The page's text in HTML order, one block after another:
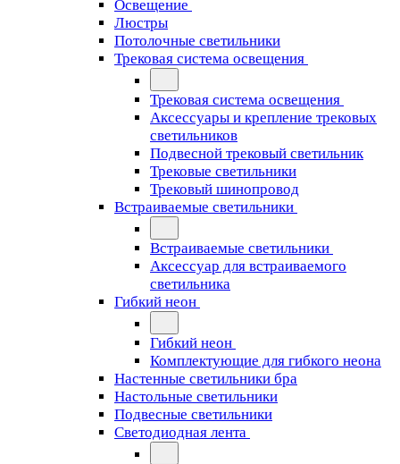
Освещение
Люстры
Потолочные светильники
Трековая система освещения
Трековая система освещения
Аксессуары и крепление трековых
светильников
Подвесной трековый светильник
Трековые светильники
Трековый шинопровод
Встраиваемые светильники
Встраиваемые светильники
Аксессуар для встраиваемого
светильника
Гибкий неон
Гибкий неон
Комплектующие для гибкого неона
Настенные светильники бра
Настольные светильники
Подвесные светильники
Светодиодная лента